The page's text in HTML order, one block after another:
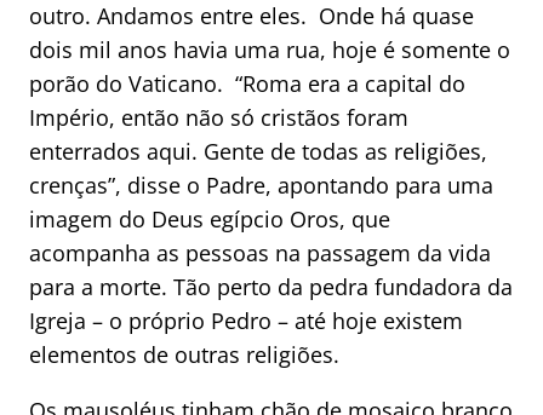
outro. Andamos entre eles. Onde há quase
dois mil anos havia uma rua, hoje é somente o
porão do Vaticano. “Roma era a capital do
Império, então não só cristãos foram
enterrados aqui. Gente de todas as religiões,
crenças”, disse o Padre, apontando para uma
imagem do Deus egípcio Oros, que
acompanha as pessoas na passagem da vida
para a morte. Tão perto da pedra fundadora da
Igreja – o próprio Pedro – até hoje existem
elementos de outras religiões.